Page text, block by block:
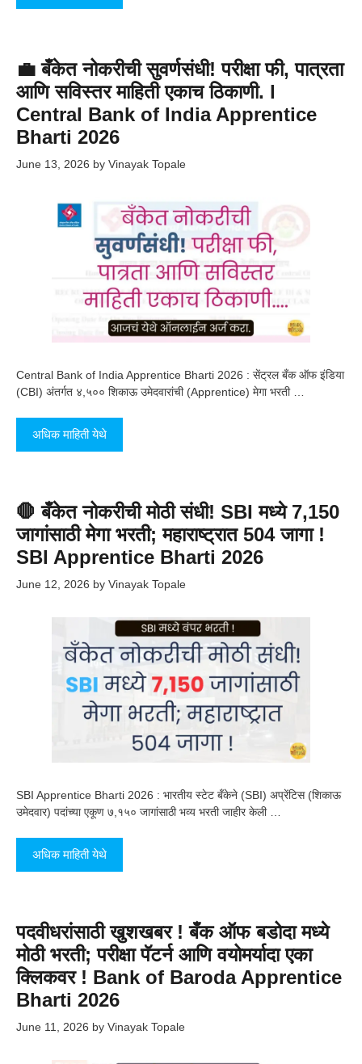
💼 बँकेत नोकरीची सुवर्णसंधी! परीक्षा फी, पात्रता
आणि सविस्तर माहिती एकाच ठिकाणी. l
Central Bank of India Apprentice
Bharti 2026
June 13, 2026 by Vinayak Topale
Central Bank of India Apprentice Bharti 2026 : सेंट्रल बँक ऑफ इंडिया
(CBI) अंतर्गत ४,५०० शिकाऊ उमेदवारांची (Apprentice) मेगा भरती …
अधिक माहिती येथे
🛑 बँकेत नोकरीची मोठी संधी! SBI मध्ये 7,150
जागांसाठी मेगा भरती; महाराष्ट्रात 504 जागा !
SBI Apprentice Bharti 2026
June 12, 2026 by Vinayak Topale
SBI Apprentice Bharti 2026 : भारतीय स्टेट बँकेने (SBI) अप्रेंटिस (शिकाऊ
उमेदवार) पदांच्या एकूण ७,१५० जागांसाठी भव्य भरती जाहीर केली …
अधिक माहिती येथे
पदवीधरांसाठी खुशखबर ! बँक ऑफ बडोदा मध्ये
मोठी भरती; परीक्षा पॅटर्न आणि वयोमर्यादा एका
क्लिकवर ! Bank of Baroda Apprentice
Bharti 2026
June 11, 2026 by Vinayak Topale